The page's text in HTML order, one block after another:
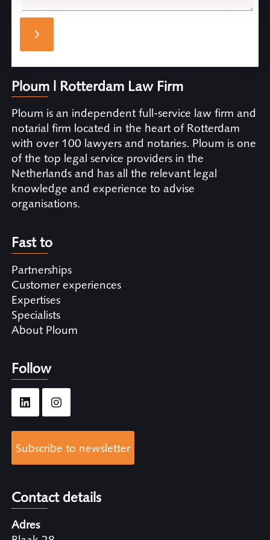
Ploum | Rotterdam Law Firm
Ploum is an independent full-service law firm and
notarial firm located in the heart of Rotterdam
with over 100 lawyers and notaries. Ploum is one
of the top legal service providers in the
Netherlands and has all the relevant legal
knowledge and experience to advise
organisations.
Fast to
Partnerships
Customer experiences
Expertises
Specialists
About Ploum
Follow
Subscribe to newsletter
Contact details
Adres